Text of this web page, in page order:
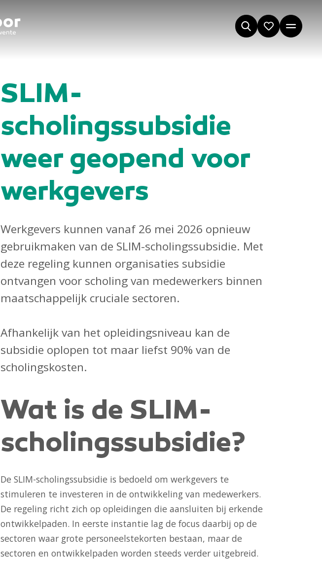
SLIM-
scholingssubsidie
weer geopend voor
werkgevers
Werkgevers kunnen vanaf 26 mei 2026 opnieuw
gebruikmaken van de SLIM-scholingssubsidie. Met
deze regeling kunnen organisaties subsidie
ontvangen voor scholing van medewerkers binnen
maatschappelijk cruciale sectoren.
Afhankelijk van het opleidingsniveau kan de
subsidie oplopen tot maar liefst 90% van de
scholingskosten.
Wat is de SLIM-
scholingssubsidie?
De SLIM-scholingssubsidie is bedoeld om werkgevers te
stimuleren te investeren in de ontwikkeling van medewerkers.
De regeling richt zich op opleidingen die aansluiten bij erkende
ontwikkelpaden. In eerste instantie lag de focus daarbij op de
sectoren waar grote personeelstekorten bestaan, maar de
sectoren en ontwikkelpaden worden steeds verder uitgebreid.